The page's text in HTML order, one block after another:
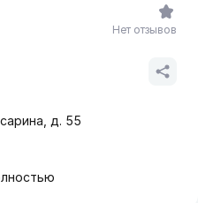
д. 55
Нет отзывов